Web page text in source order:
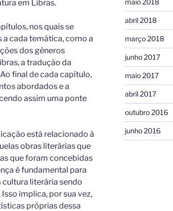
em Libras.
nos quais se
cada temática, como a
dos gêneros
a tradução da
final de cada capítulo,
abordados e a
assim uma ponte
está relacionado à
obras literárias que
que foram concebidas
é fundamental para
literária sendo
implica, por sua vez,
próprias dessa
abril 2018
março 2018
junho 2017
maio 2017
abril 2017
outubro 2016
junho 2016